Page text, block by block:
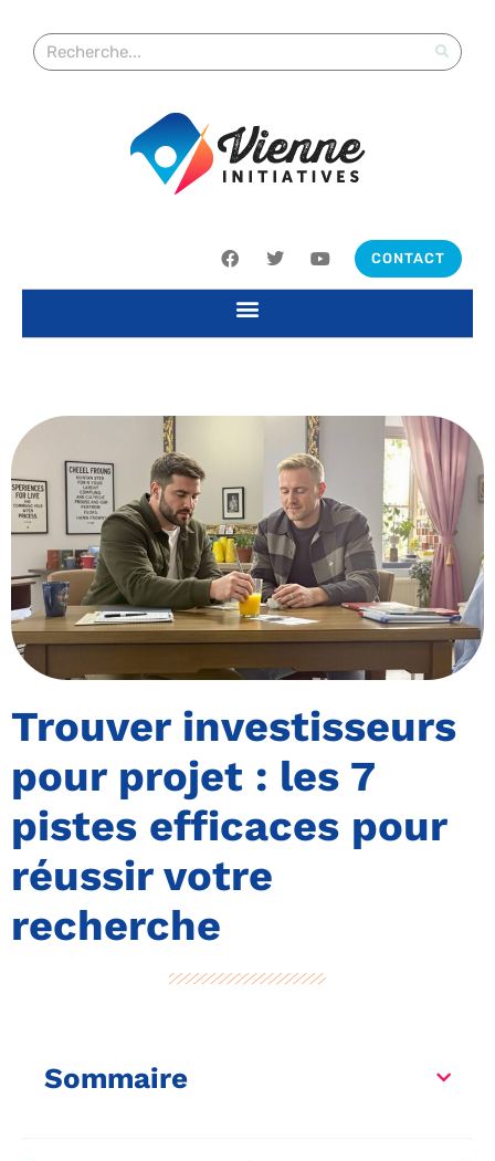
CONTACT
Trouver investisseurs
pour projet : les 7
pistes efficaces pour
réussir votre
recherche
Sommaire